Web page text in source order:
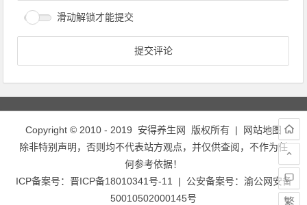
滑动解锁才能提交
Copyright © 2010 - 2019 安得养生网 版权所有 |
网站地图
除非特别声明，否则均不代表站方观点，并仅供查阅，不作为任
何参考依据！
ICP备案号： 晋ICP备18010341号-11 | 公安备案号： 渝公网安备
50010502000145号
繁